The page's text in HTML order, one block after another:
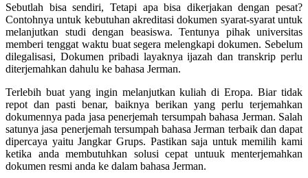
Sebutlah bisa sendiri, Tetapi apa bisa dikerjakan dengan pesat?
Contohnya untuk kebutuhan akreditasi dokumen syarat-syarat untuk
melanjutkan studi dengan beasiswa. Tentunya pihak universitas
memberi tenggat waktu buat segera melengkapi dokumen. Sebelum
dilegalisasi, Dokumen pribadi layaknya ijazah dan transkrip perlu
diterjemahkan dahulu ke bahasa Jerman.
Terlebih buat yang ingin melanjutkan kuliah di Eropa. Biar tidak
repot dan pasti benar, baiknya berikan yang perlu terjemahkan
dokumennya pada jasa penerjemah tersumpah bahasa Jerman. Salah
satunya jasa penerjemah tersumpah bahasa Jerman terbaik dan dapat
dipercaya yaitu Jangkar Grups. Pastikan saja untuk memilih kami
ketika anda membutuhkan solusi cepat untuuk menterjemahkan
dokumen resmi anda ke dalam bahasa Jerman.